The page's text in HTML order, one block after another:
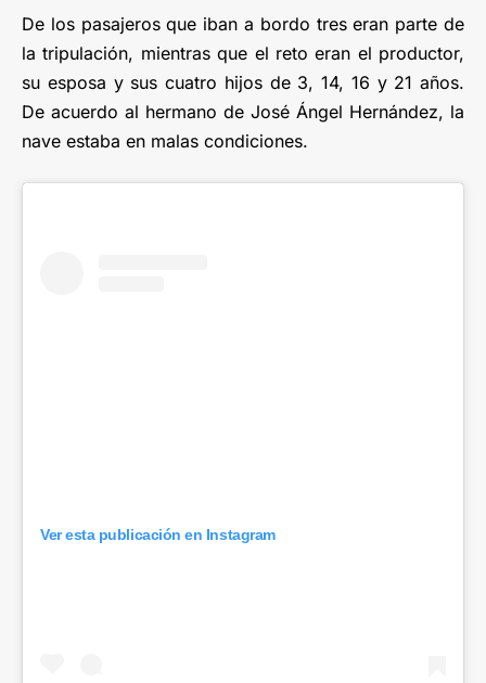
De los pasajeros que iban a bordo tres eran parte de
la tripulación, mientras que el reto eran el productor,
su esposa y sus cuatro hijos de 3, 14, 16 y 21 años.
De acuerdo al hermano de José Ángel Hernández, la
nave estaba en malas condiciones.
Ver esta publicación en Instagram